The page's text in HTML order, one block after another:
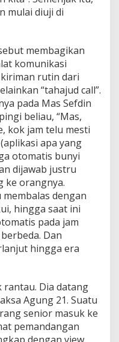
mulai diuji di
membagikan
komunikasi
rutin dari
“tahajud call”.
pada Mas Sefdin
beliau, “Mas,
kok jam telu mesti
apa yang
otomatis bunyi
dijawab justru
ke orangnya.
dengan
hingga saat ini
pada jam
Dan
hingga era
rantau. Dia datang
Agung 21. Suatu
senior masuk ke
pemandangan